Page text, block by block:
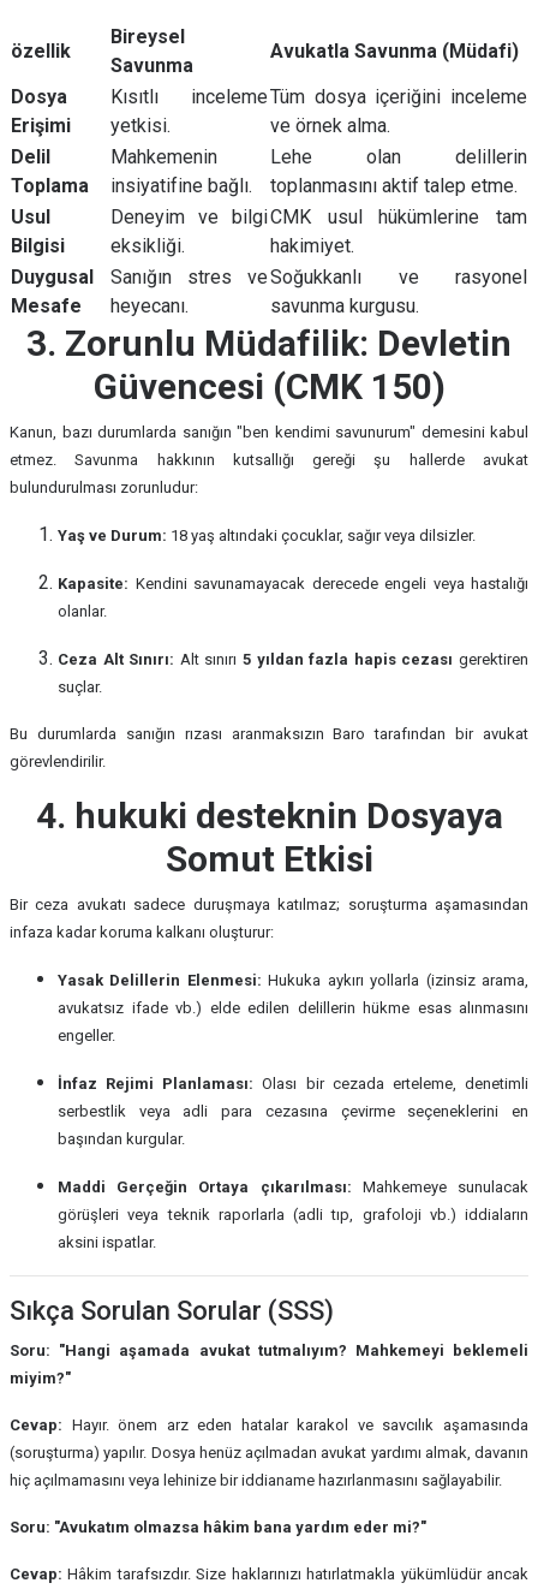
özellik
Bireysel
Savunma
Avukatla Savunma (Müdafi)
Dosya
Erişimi
Kısıtlı inceleme
yetkisi.
Tüm dosya içeriğini inceleme
ve örnek alma.
Delil
Toplama
Mahkemenin
insiyatifine bağlı.
Lehe olan delillerin
toplanmasını aktif talep etme.
Usul
Bilgisi
Deneyim ve bilgi
eksikliği.
CMK usul hükümlerine tam
hakimiyet.
Duygusal
Mesafe
Sanığın stres ve
heyecanı.
Soğukkanlı ve rasyonel
savunma kurgusu.
3. Zorunlu Müdafilik: Devletin
Güvencesi (CMK 150)
Kanun, bazı durumlarda sanığın "ben kendimi savunurum" demesini kabul
etmez. Savunma hakkının kutsallığı gereği şu hallerde avukat
bulundurulması zorunludur:
Yaş ve Durum: 18 yaş altındaki çocuklar, sağır veya dilsizler.
Kapasite: Kendini savunamayacak derecede engeli veya hastalığı
olanlar.
Ceza Alt Sınırı: Alt sınırı5 yıldan fazla hapis cezası gerektiren
suçlar.
Bu durumlarda sanığın rızası aranmaksızın Baro tarafından bir avukat
görevlendirilir.
4. hukuki desteknin Dosyaya
Somut Etkisi
Bir ceza avukatı sadece duruşmaya katılmaz; soruşturma aşamasından
infaza kadar koruma kalkanı oluşturur:
Yasak Delillerin Elenmesi: Hukuka aykırı yollarla (izinsiz arama,
avukatsız ifade vb.) elde edilen delillerin hükme esas alınmasını
engeller.
İnfaz Rejimi Planlaması: Olası bir cezada erteleme, denetimli
serbestlik veya adli para cezasına çevirme seçeneklerini en
başından kurgular.
Maddi Gerçeğin Ortaya çıkarılması: Mahkemeye sunulacak
görüşleri veya teknik raporlarla (adli tıp, grafoloji vb.) iddiaların
aksini ispatlar.
Sıkça Sorulan Sorular (SSS)
Soru: "Hangi aşamada avukat tutmalıyım? Mahkemeyi beklemeli
miyim?"
Cevap: Hayır. önem arz eden hatalar karakol ve savcılık aşamasında
(soruşturma) yapılır. Dosya henüz açılmadan avukat yardımı almak, davanın
hiç açılmamasını veya lehinize bir iddianame hazırlanmasını sağlayabilir.
Soru: "Avukatım olmazsa hâkim bana yardım eder mi?"
Cevap: Hâkim tarafsızdır. Size haklarınızı hatırlatmakla yükümlüdür ancak